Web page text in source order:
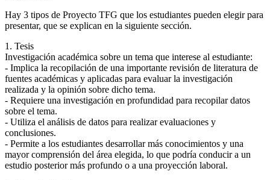
Hay 3 tipos de Proyecto TFG que los estudiantes pueden elegir para
presentar, que se explican en la siguiente sección.
1. Tesis
Investigación académica sobre un tema que interese al estudiante:
- Implica la recopilación de una importante revisión de literatura de
fuentes académicas y aplicadas para evaluar la investigación
realizada y la opinión sobre dicho tema.
- Requiere una investigación en profundidad para recopilar datos
sobre el tema.
- Utiliza el análisis de datos para realizar evaluaciones y
conclusiones.
- Permite a los estudiantes desarrollar más conocimientos y una
mayor comprensión del área elegida, lo que podría conducir a un
estudio posterior más profundo o a una proyección laboral.